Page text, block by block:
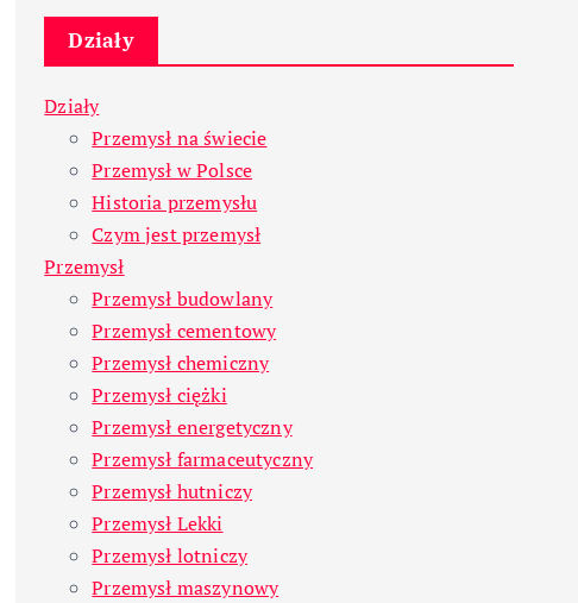
Działy
Działy
Przemysł na świecie
Przemysł w Polsce
Historia przemysłu
Czym jest przemysł
Przemysł
Przemysł budowlany
Przemysł cementowy
Przemysł chemiczny
Przemysł ciężki
Przemysł energetyczny
Przemysł farmaceutyczny
Przemysł hutniczy
Przemysł Lekki
Przemysł lotniczy
Przemysł maszynowy